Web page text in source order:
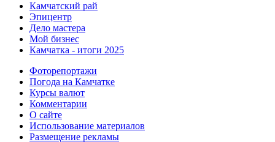
Камчатский рай
Эпицентр
Дело мастера
Мой бизнес
Камчатка - итоги 2025
Фоторепортажи
Погода на Камчатке
Курсы валют
Комментарии
О сайте
Использование материалов
Размещение рекламы